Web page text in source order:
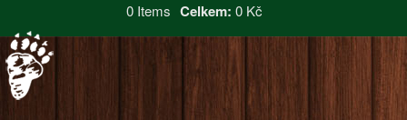
0 Items Celkem: 0 Kč